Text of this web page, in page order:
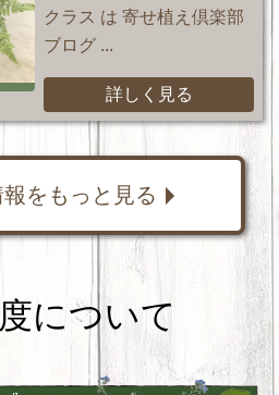
クラス は 寄せ植え倶楽部
ブログ ...
詳しく見る
をもっと見る
について